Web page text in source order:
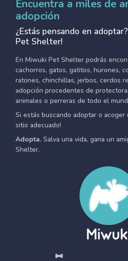
Encuentra a miles de
adopción
¿Estás pensando en
Pet Shelter!
En Miwuki Pet Shelter podrás
cachorros, gatos, gatitos, hurones,
ratones, chinchillas, jerbos, cerdos
adopción procedentes de
animales o perreras de todo el
Si estás buscando adoptar o acoger
sitio adecuado!
Adopta. Salva una vida, gana un
Shelter.